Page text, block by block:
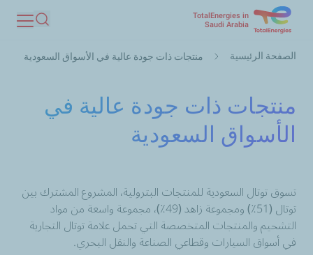
المحتوى
TotalEnergies in
Saudi Arabia
بحث
مسار
الصفحة الرئيسية منتجات ذات جودة عالية في الأسواق السعودية
منتجات ذات جودة عالية في
الأسواق السعودية
تسوق توتال السعودية للمنتجات البترولية، المشروع المشترك بين
توتال (51٪) ومجموعة زاهد (49٪)، مجموعة واسعة من مواد
التشحيم والمنتجات المتخصصة التي تحمل علامة توتال التجارية
في أسواق السيارات وقطاعي الصناعة والنقل البحري.